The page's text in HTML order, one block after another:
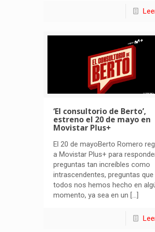
‘El consultorio de Berto’,
estreno el 20 de mayo en
Movistar Plus+
El 20 de mayoBerto Romero
a Movistar Plus+ para
preguntas tan increíbles como
intrascendentes, preguntas que
todos nos hemos hecho en
momento, ya sea en un […]